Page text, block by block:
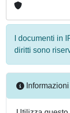
I documenti in
diritti sono
Informazioni